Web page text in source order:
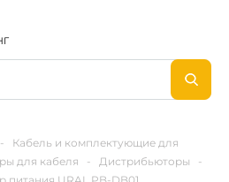
-
Кабель и комплектующие для
для кабеля - Дистрибьюторы
-